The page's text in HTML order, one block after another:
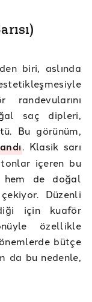
biri, aslında
saç dipleri,
Bu görünüm,
. Klasik sarı
içeren bu
hem de doğal
Düzenli
için kuaför
özellikle
bütçe
da bu nedenle,